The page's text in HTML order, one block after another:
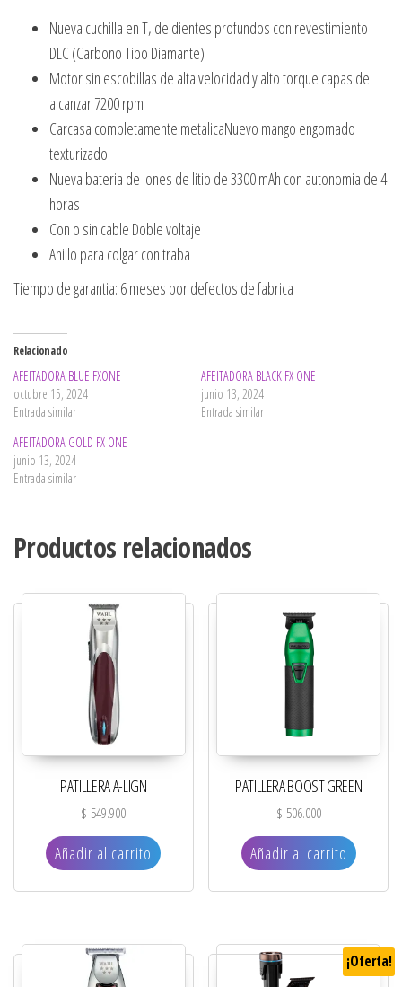
Nueva cuchilla en T, de dientes profundos con revestimiento
DLC (Carbono Tipo Diamante)
Motor sin escobillas de alta velocidad y alto torque capas de
alcanzar 7200 rpm
Carcasa completamente metalicaNuevo mango engomado
texturizado
Nueva bateria de iones de litio de 3300 mAh con autonomia de 4
horas
Con o sin cable Doble voltaje
Anillo para colgar con traba
Tiempo de garantia: 6 meses por defectos de fabrica
Relacionado
AFEITADORA BLUE FXONE
octubre 15, 2024
Entrada similar
AFEITADORA BLACK FX ONE
junio 13, 2024
Entrada similar
AFEITADORA GOLD FX ONE
junio 13, 2024
Entrada similar
Productos relacionados
PATILLERA A-LIGN
$ 549.900
Añadir al carrito
PATILLERA BOOST GREEN
$ 506.000
Añadir al carrito
¡Oferta!